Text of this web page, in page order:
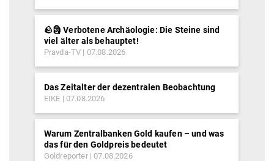
🪨🗿 Verbotene Archäologie: Die Steine sind
viel älter als behauptet!
Pravda-TV 07.08.2026
Das Zeitalter der dezentralen Beobachtung
EIKE 07.08.2026
Warum Zentralbanken Gold kaufen – und was
das für den Goldpreis bedeutet
Goldreporter 07.08.2026